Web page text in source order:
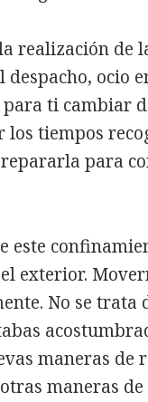
realización de
ocio
ti cambiar
los tiempos
para
este
exterior.
No se trata
maneras de
maneras